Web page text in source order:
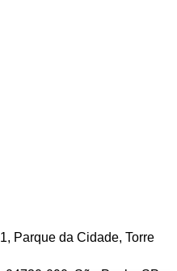
Parque da Cidade, Torre